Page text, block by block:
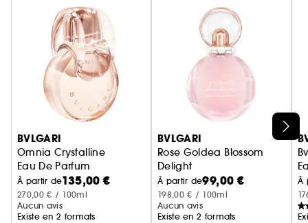
Ignorer le carrousel produits
BVLGARI
Omnia Crystalline
Eau De Parfum
À partir de135,00 €
270,00 € / 100ml
Aucun avis
Existe en 2 formats
BVLGARI
Rose Goldea Blossom
Delight
Eau De Toilette
À partir de99,00 €
198,00 € / 100ml
Aucun avis
Existe en 2 formats
À